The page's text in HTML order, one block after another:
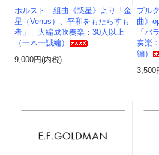
ホルスト 組曲《惑星》より「金
星（Venus）、平和をもたらすも
者」 大編成吹奏楽：30人以上
（一木一誠編）
9,000円(内税)
ブル
曲》
「バ
奏楽
編）
3,500